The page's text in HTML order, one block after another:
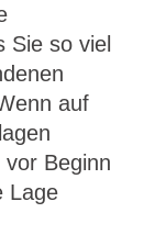
Sie so viel
auf
Beginn
Lage